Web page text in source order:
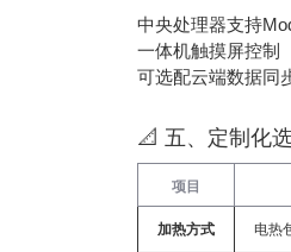
中央处理器支持
一体机触摸屏控制
可选配云端数据同
📐 ‌ 五、定制化
项目
加热方式 电热